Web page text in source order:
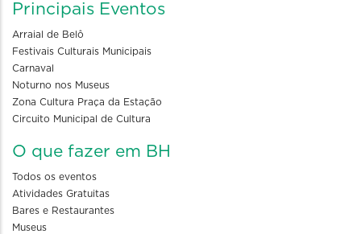
Principais Eventos
Arraial de Belô
Festivais Culturais Municipais
Carnaval
Noturno nos Museus
Zona Cultura Praça da Estação
Circuito Municipal de Cultura
O que fazer em BH
Todos os eventos
Atividades Gratuitas
Bares e Restaurantes
Museus